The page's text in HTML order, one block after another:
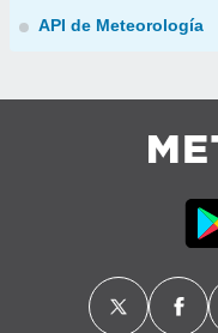
API de Meteorología